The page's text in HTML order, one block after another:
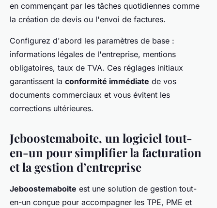
en commençant par les tâches quotidiennes comme
la création de devis ou l'envoi de factures.
Configurez d'abord les paramètres de base :
informations légales de l'entreprise, mentions
obligatoires, taux de TVA. Ces réglages initiaux
garantissent la conformité immédiate de vos
documents commerciaux et vous évitent les
corrections ultérieures.
Jeboostemaboite, un logiciel tout-
en-un pour simplifier la facturation
et la gestion d’entreprise
Jeboostemaboite est une solution de gestion tout-
en-un conçue pour accompagner les TPE, PME et